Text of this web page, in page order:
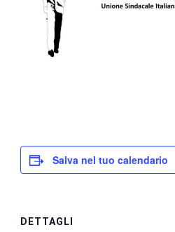
Salva nel tuo calendario
DETTAGLI